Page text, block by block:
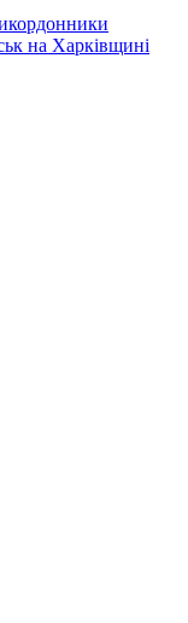
на Харківщині